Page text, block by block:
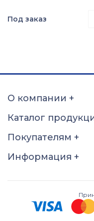
Под заказ
15 15,5 16
16,5
25,5
О компании +
Каталог
Покупателям +
Информация +